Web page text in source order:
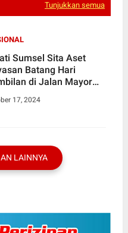
Tunjukkan semua
Sumsel Sita Aset
Batang Hari
di Jalan Mayor
17, 2024
LAINNYA